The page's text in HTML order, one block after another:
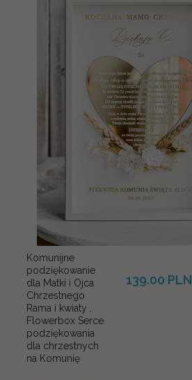
Komunijne
podziękowanie
dla Matki i Ojca
Chrzestnego
Rama i kwiaty ,
Flowerbox Serce
podziękowania
dla chrzestnych
na Komunię
139.00 PLN